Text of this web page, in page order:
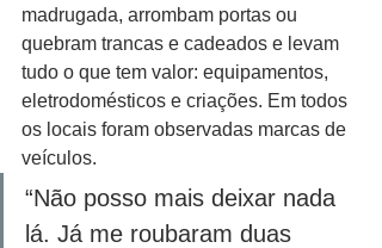
madrugada, arrombam portas ou
quebram trancas e cadeados e levam
tudo o que tem valor: equipamentos,
eletrodomésticos e criações. Em todos
os locais foram observadas marcas de
veículos.
“Não posso mais deixar nada
lá. Já me roubaram duas